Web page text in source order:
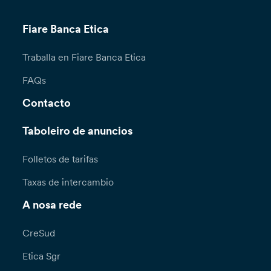
Fiare Banca Etica
Traballa en Fiare Banca Etica
FAQs
Contacto
Taboleiro de anuncios
Folletos de tarifas
Taxas de intercambio
A nosa rede
CreSud
Etica Sgr